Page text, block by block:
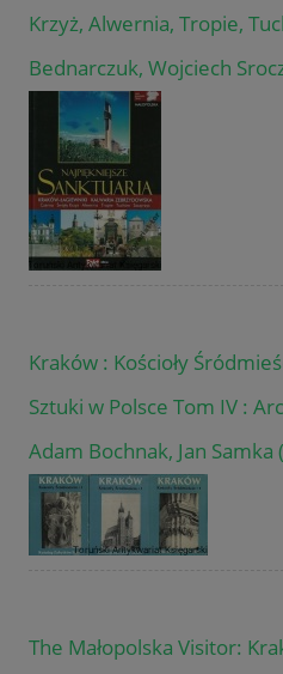
Krzyż, Alwernia, Tropie,
Bednarczuk, Wojciech
Kraków : Kościoły
Sztuki w Polsce Tom IV :
Adam Bochnak, Jan Samka
The Małopolska Visitor: